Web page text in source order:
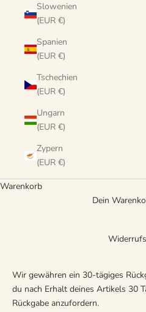
Slowenien
(EUR €)
Spanien
(EUR €)
Tschechien
(EUR €)
Ungarn
(EUR €)
Zypern
(EUR €)
Warenkorb
Dein
Wir gewähren ein 30-tägiges
du nach Erhalt deines Artikels 30
Rückgabe anzufordern.